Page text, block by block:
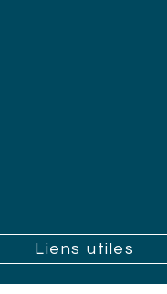
Liens utiles